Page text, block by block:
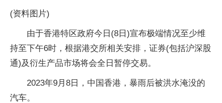
(资料图片)
由于香港特区政府今日(8日)宣布极端情况至少维
持至下午6时，根据港交所相关安排，证券(包括沪深股
通)及衍生产品市场将会全日暂停交易。
2023年9月8日，中国香港，暴雨后被洪水淹没的
汽车。